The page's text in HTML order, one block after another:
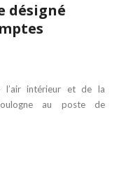
désigné
l’air intérieur et de la
au poste de